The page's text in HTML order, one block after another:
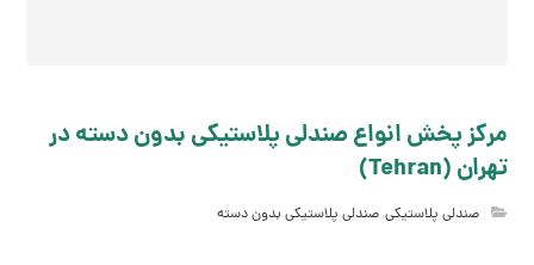
مرکز پخش انواع صندلی پلاستیکی بدون دسته در
تهران (Tehran)
صندلی پلاستیکی,صندلی پلاستیکی بدون دسته